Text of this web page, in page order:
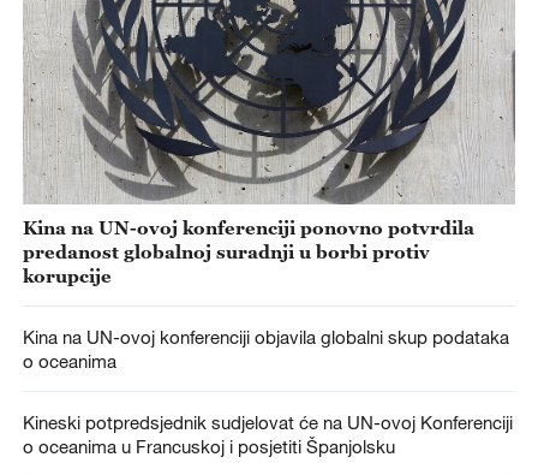
Kina na UN-ovoj konferenciji ponovno potvrdila
predanost globalnoj suradnji u borbi protiv
korupcije
Kina na UN-ovoj konferenciji objavila globalni skup podataka
o oceanima
Kineski potpredsjednik sudjelovat će na UN-ovoj Konferenciji
o oceanima u Francuskoj i posjetiti Španjolsku